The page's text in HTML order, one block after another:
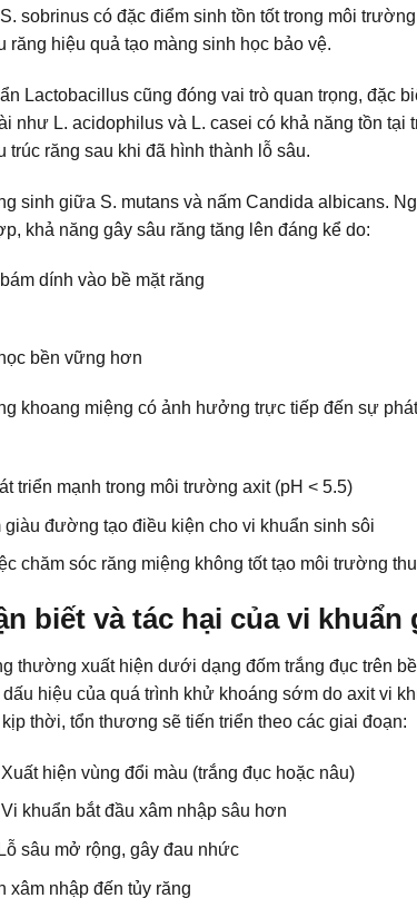
sobrinus có đặc điểm sinh tồn tốt trong môi
răng hiệu quả tạo màng sinh học bảo vệ.
Lactobacillus cũng đóng vai trò quan trọng, đặc
như L. acidophilus và L. casei có khả năng tồn tại
trúc răng sau khi đã hình thành lỗ sâu.
sinh giữa S. mutans và nấm Candida albicans.
khả năng gây sâu răng tăng lên đáng kể do:
dính vào bề mặt răng
bền vững hơn
khoang miệng có ảnh hưởng trực tiếp đến sự
triển mạnh trong môi trường axit (pH < 5.5)
đường tạo điều kiện cho vi khuẩn sinh sôi
chăm sóc răng miệng không tốt tạo môi trường
biết và tác hại của vi khuẩn
thường xuất hiện dưới dạng đốm trắng đục trên
hiệu của quá trình khử khoáng sớm do axit vi
thời, tổn thương sẽ tiến triển theo các giai đoạn:
hiện vùng đổi màu (trắng đục hoặc nâu)
khuẩn bắt đầu xâm nhập sâu hơn
sâu mở rộng, gây đau nhức
xâm nhập đến tủy răng